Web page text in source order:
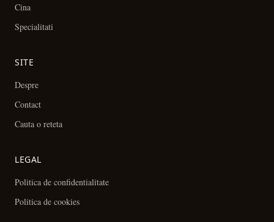
Cina
Specialitati
SITE
Despre
Contact
Cauta o reteta
LEGAL
Politica de confidentialitate
Politica de cookies